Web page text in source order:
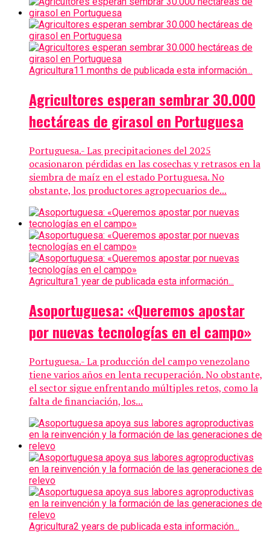
Agricultura11 months de publicada esta información...
Agricultores esperan sembrar 30.000
hectáreas de girasol en Portuguesa
Portuguesa.- Las precipitaciones del 2025
ocasionaron pérdidas en las cosechas y retrasos en la
siembra de maíz en el estado Portuguesa. No
obstante, los productores agropecuarios de...
Agricultura1 year de publicada esta información...
Asoportuguesa: «Queremos apostar
por nuevas tecnologías en el campo»
Portuguesa.- La producción del campo venezolano
tiene varios años en lenta recuperación. No obstante,
el sector sigue enfrentando múltiples retos, como la
falta de financiación, los...
Agricultura2 years de publicada esta información...